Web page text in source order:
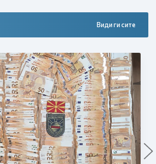
Види ги сите